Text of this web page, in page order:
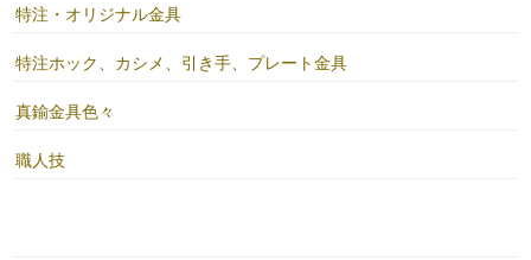
特注・オリジナル金具
特注ホック、カシメ、引き手、プレート金具
真鍮金具色々
職人技